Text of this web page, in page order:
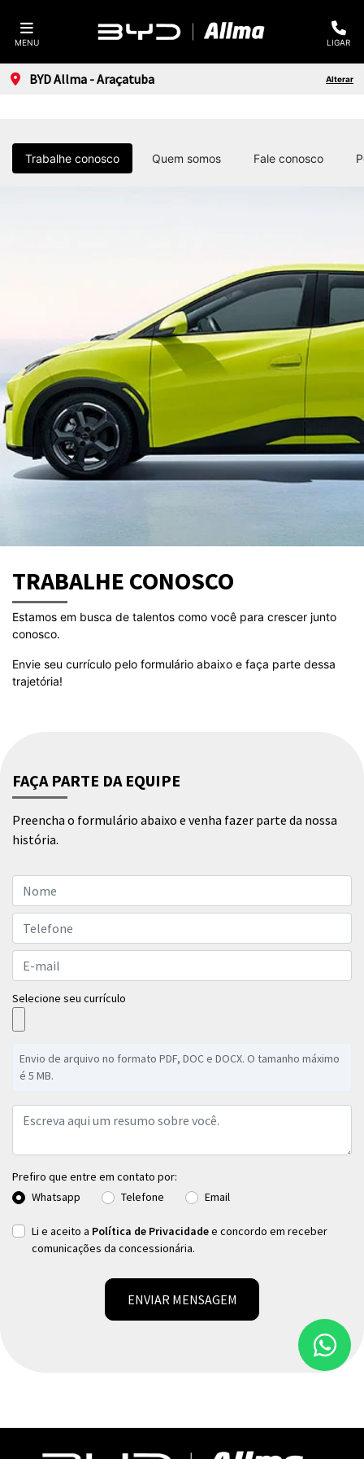
MENU LIGAR
BYD Allma - Araçatuba Alterar
Quem somos Fale conosco
Trabalhe conosco
TRABALHE CONOSCO
Estamos em busca de talentos como você para crescer junto
conosco.
Envie seu currículo pelo formulário abaixo e faça parte dessa
trajetória!
FAÇA PARTE DA EQUIPE
Preencha o formulário abaixo e venha fazer parte da nossa
história.
Selecione seu currículo
Envio de arquivo no formato PDF, DOC e DOCX. O tamanho máximo
é 5 MB.
Prefiro que entre em contato por:
Whatsapp
Telefone Email
Li e aceito a Política de Privacidadee concordo em receber
comunicações da concessionária.
ENVIAR MENSAGEM